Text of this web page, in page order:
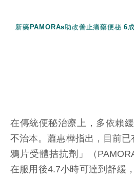
新藥PAMORAs助改善止痛藥便秘 6
在傳統便秘治療上，多依賴
不治本。蕭惠樺指出，目前
鴉片受體拮抗劑」（
在服用後4.7小時可達到舒緩